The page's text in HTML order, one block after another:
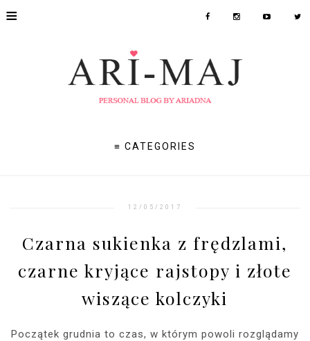
≡
≡ CATEGORIES
12/05/2017
Czarna sukienka z frędzlami,
czarne kryjące rajstopy i złote
wiszące kolczyki
Początek grudnia to czas, w którym powoli rozglądamy